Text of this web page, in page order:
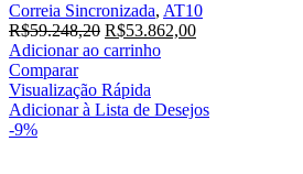
Correia Sincronizada, AT10
R$59.248,20 O
preço
era:
R$59.248,20.
R$53.862,00O
R$53.862,00.
Adicionar ao carrinho
Comparar
Visualização Rápida
Adicionar à Lista de Desejos
-9%